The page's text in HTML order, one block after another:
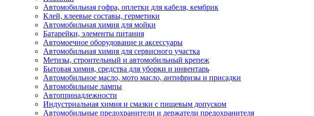
Автомобильная гофра, оплетки для кабеля, кембрик
Клей, клеевые составы, герметики
Автомобильная химия для мойки
Батарейки, элементы питания
Автомоечное оборудование и аксессуары
Автомобильная химия для сервисного участка
Метизы, строительный и автомобильный крепеж
Бытовая химия, средства для уборки и инвентарь
Автомобильное масло, мото масло, антифризы и присадки
Автомобильные лампы
Автопринадлежности
Индустриальная химия и смазки с пищевым допуском
Автомобильные предохранители и держатели предохранителя